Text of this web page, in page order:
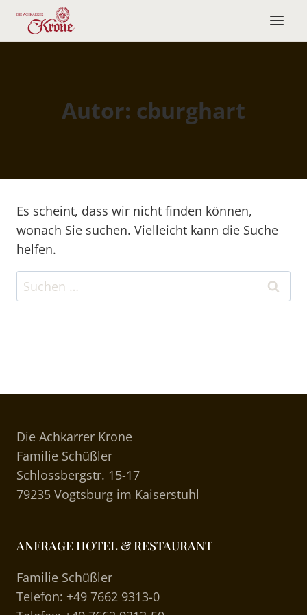
Zum
Inhalt
Autor: cburghart
Es scheint, dass wir nicht finden können,
wonach Sie suchen. Vielleicht kann die Suche
helfen.
Suchen
nach:
Die Achkarrer Krone
Familie Schüßler
Schlossbergstr. 15-17
79235 Vogtsburg im Kaiserstuhl
ANFRAGE HOTEL & RESTAURANT
Familie Schüßler
Telefon: +49 7662 9313-0